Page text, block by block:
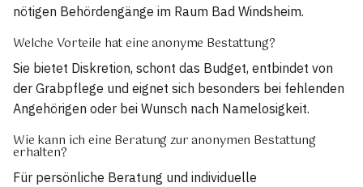
nötigen Behördengänge im Raum Bad Windsheim.
Welche Vorteile hat eine anonyme Bestattung?
Sie bietet Diskretion, schont das Budget, entbindet von
der Grabpflege und eignet sich besonders bei fehlenden
Angehörigen oder bei Wunsch nach Name­losigkeit.
Wie kann ich eine Beratung zur anonymen Bestattung
erhalten?
Für persönliche Beratung und individuelle